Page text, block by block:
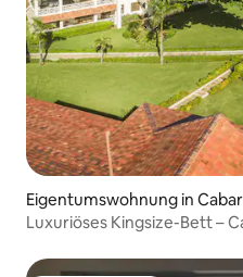
Eigentumswohnung in
Luxuriöses Kingsize-Bett –